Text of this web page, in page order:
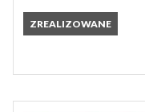
ZREALIZOWANE